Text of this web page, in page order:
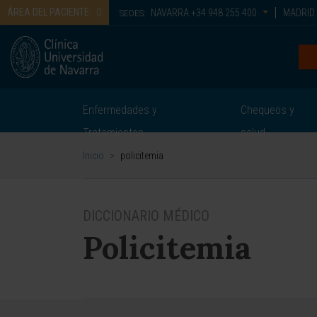
ÁREA DEL PACIENTE SEDES: NAVARRA +34 948 255 400 MADRID
Enfermedades y
Tratamientos
Chequeos y
salud
Inicio > policitemia
DICCIONARIO MÉDICO
Policitemia